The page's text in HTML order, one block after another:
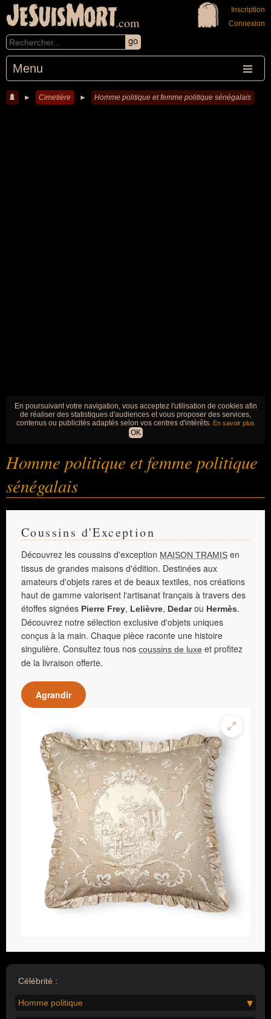
JeSuisMort.com
Menu
Inscription
Connexion
► Cimetière ► Homme politique et femme politique sénégalais
En poursuivant votre navigation, vous acceptez l'utilisation de cookies afin
de réaliser des statistiques d'audiences et vous proposer des services,
contenus ou publicités adaptés selon vos centres d'intérêts. En savoir plus
OK
Homme politique et femme politique
sénégalais
Coussins d'Exception
Découvrez les coussins d'exception MAISON TRAMIS en
tissus de grandes maisons d'édition. Destinées aux
amateurs d'objets rares et de beaux textiles, nos créations
haut de gamme valorisent l'artisanat français à travers des
étoffes signées Pierre Frey, Lelièvre, Dedarou Hermès.
Découvrez notre sélection exclusive d'objets uniques
conçus à la main. Chaque pièce raconte une histoire
singulière. Consultez tous nos coussins de luxe et profitez
de la livraison offerte.
Agrandir
Célébrité :
Homme politique